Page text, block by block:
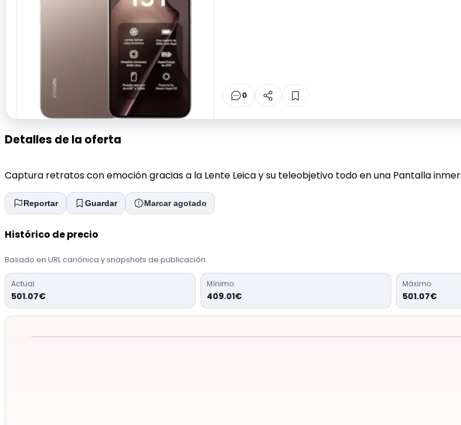
0
Detalles de la oferta
Captura retratos con emoción gracias a la Lente Leica y su teleobjetivo todo en una Pantalla
Reportar Guardar Marcar agotado
Histórico de precio
Basado en URL canónica y snapshots de publicación.
Actual
501.07€
Mínimo
409.01€
Máximo
501.07€